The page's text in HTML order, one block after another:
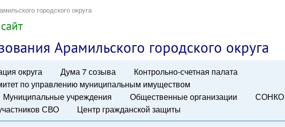
городского округа
Арамильского городского округа
округа Дума 7 созыва
Контрольно-счетная палата
по управлению муниципальным имуществом
Муниципальные учреждения Общественные организации
СОНКО
СВО Центр гражданской защиты